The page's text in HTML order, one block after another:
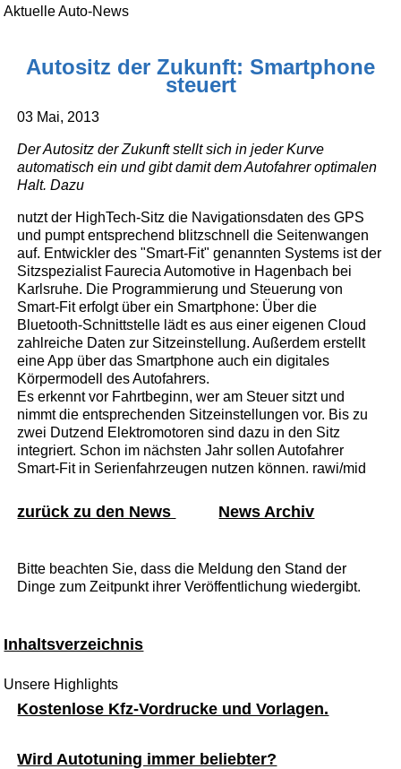
Aktuelle Auto-News
Autositz der Zukunft: Smartphone
steuert
03 Mai, 2013
Der Autositz der Zukunft stellt sich in jeder Kurve
automatisch ein und gibt damit dem Autofahrer optimalen
Halt. Dazu
nutzt der HighTech-Sitz die Navigationsdaten des GPS
und pumpt entsprechend blitzschnell die Seitenwangen
auf. Entwickler des "Smart-Fit" genannten Systems ist der
Sitzspezialist Faurecia Automotive in Hagenbach bei
Karlsruhe. Die Programmierung und Steuerung von
Smart-Fit erfolgt über ein Smartphone: Über die
Bluetooth-Schnittstelle lädt es aus einer eigenen Cloud
zahlreiche Daten zur Sitzeinstellung. Außerdem erstellt
eine App über das Smartphone auch ein digitales
Körpermodell des Autofahrers.
Es erkennt vor Fahrtbeginn, wer am Steuer sitzt und
nimmt die entsprechenden Sitzeinstellungen vor. Bis zu
zwei Dutzend Elektromotoren sind dazu in den Sitz
integriert. Schon im nächsten Jahr sollen Autofahrer
Smart-Fit in Serienfahrzeugen nutzen können. rawi/mid
zurück zu den News News Archiv
Bitte beachten Sie, dass die Meldung den Stand der
Dinge zum Zeitpunkt ihrer Veröffentlichung wiedergibt.
Inhaltsverzeichnis
Unsere Highlights
Kostenlose Kfz-Vordrucke und Vorlagen.
Wird Autotuning immer beliebter?